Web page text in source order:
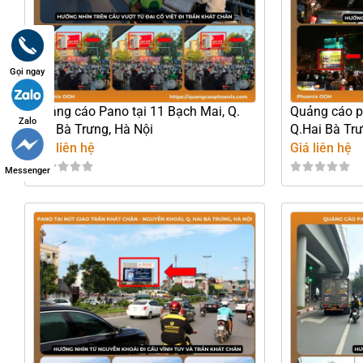
Quảng cáo Pano tại 11 Bạch Mai, Q.
Hai Bà Trưng, Hà Nội
Giá liên hệ
Quảng cáo
Q.Hai Bà
Giá liên hệ
Gọi ngay
Zalo
Messenger